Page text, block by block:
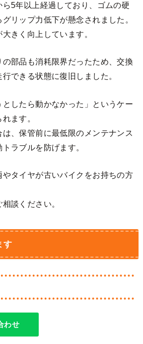
5年以上経過しており、ゴムの硬
リップ力低下が懸念されました。
きく向上しています。
の部品も消耗限界だったため、交換
できる状態に復旧しました。
としたら動かなかった」というケー
ます。
、保管前に最低限のメンテナンス
ラブルを防げます。
タイヤが古いバイクをお持ちの方
談ください。
す
わせ